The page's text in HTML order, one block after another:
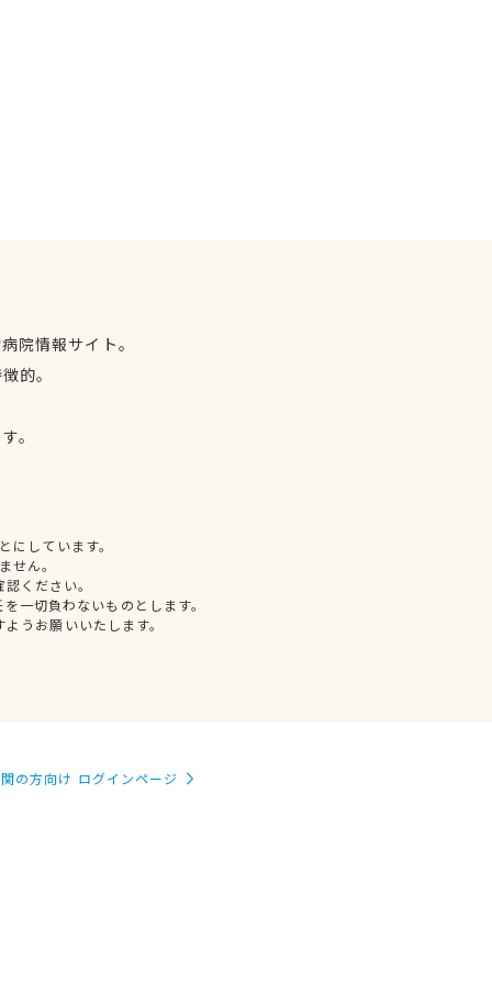
院情報サイト。
的。
。
しています。
せん。
ください。
一切負わないものとします。
うお願いいたします。
の方向け ログインページ